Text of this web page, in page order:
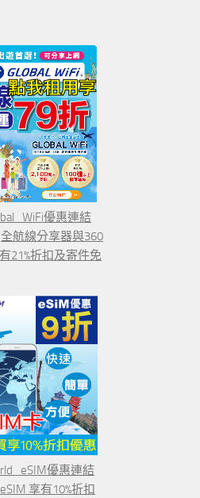
優惠連結
全航線分享器與360
21%折扣及寄件免
優惠連結
eSIM 享有10%折扣